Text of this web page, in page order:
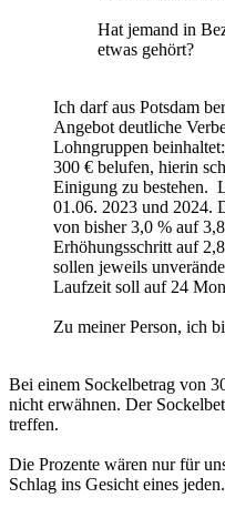
Hat jemand in
etwas gehört?
Ich darf aus Potsdam
Angebot deutliche
Lohngruppen
300 € belufen, hierin
Einigung zu bestehen.
01.06. 2023 und 2024.
von bisher 3,0 % auf
Erhöhungsschritt auf
sollen jeweils
Laufzeit soll auf 24
Zu meiner Person, ich
Bei einem Sockelbetrag von
nicht erwähnen. Der
treffen.
Die Prozente wären nur für
Schlag ins Gesicht eines jeden.